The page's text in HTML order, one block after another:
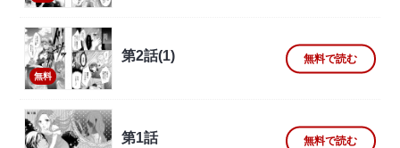
無料
第2話(1) 無料で読む
第1話 無料で読む